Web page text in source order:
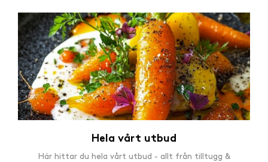
Hela vårt utbud
Här hittar du hela vårt utbud - allt från tilltugg &